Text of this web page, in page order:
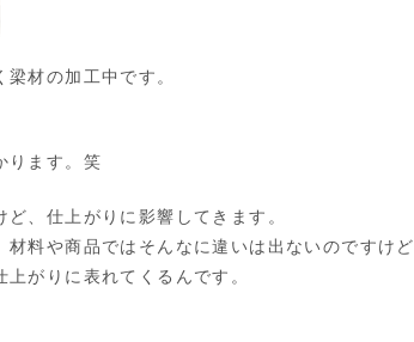
材の加工中です。
ります。笑
、仕上がりに影響してきます。
料や商品ではそんなに違いは出ないのですけど
がりに表れてくるんです。